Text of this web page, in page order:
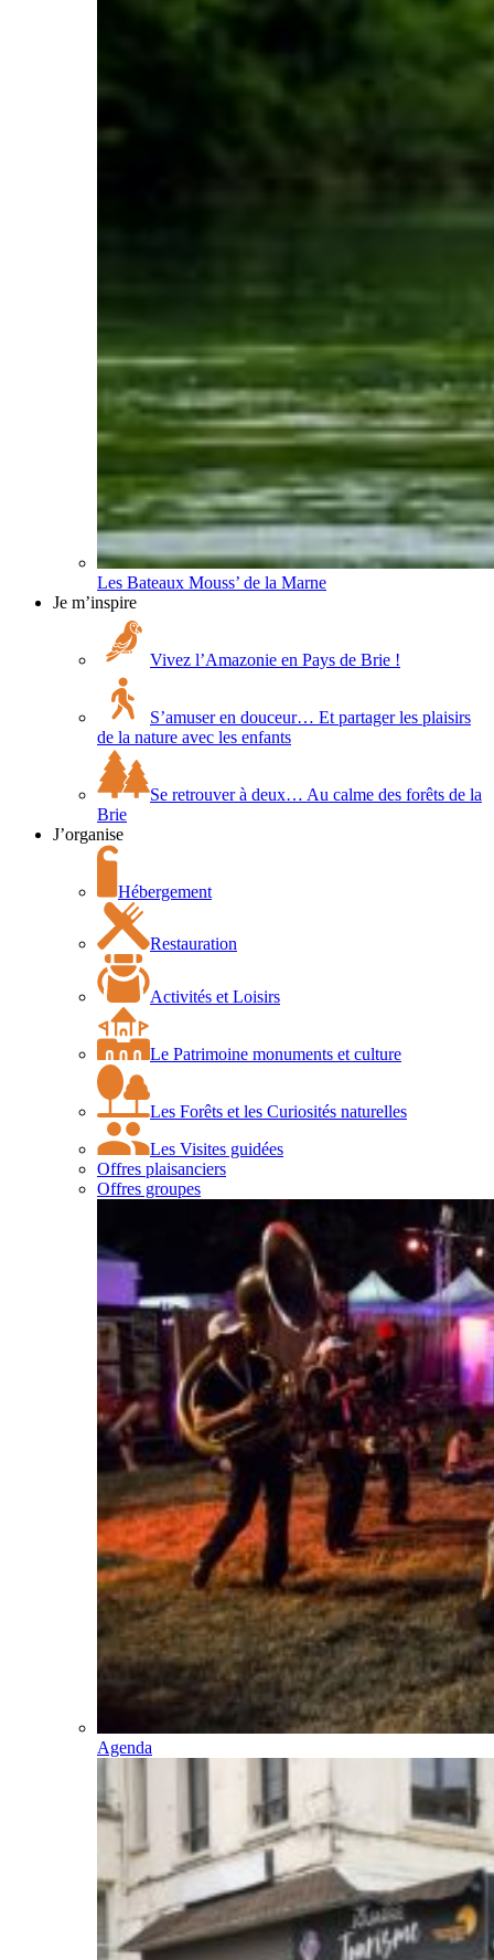
Les Bateaux Mouss’ de la Marne
Je m’inspire
Vivez l’Amazonie en Pays de Brie !
S’amuser en douceur… Et partager les plaisirs
de la nature avec les enfants
Se retrouver à deux… Au calme des forêts de la
Brie
J’organise
Hébergement
Restauration
Activités et Loisirs
Le Patrimoine monuments et culture
Les Forêts et les Curiosités naturelles
Les Visites guidées
Offres plaisanciers
Offres groupes
Agenda